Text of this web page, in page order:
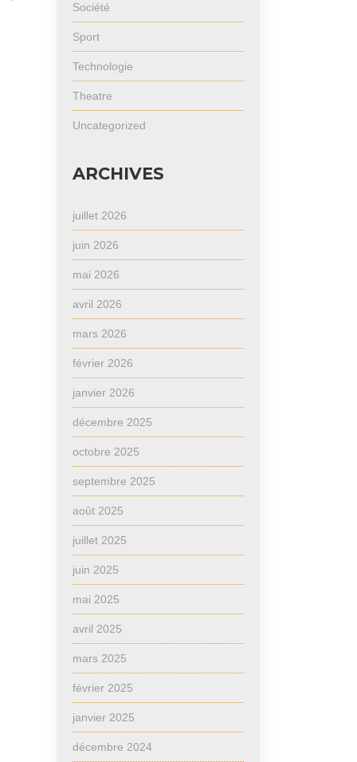
Société
Sport
Technologie
Theatre
Uncategorized
ARCHIVES
juillet 2026
juin 2026
mai 2026
avril 2026
mars 2026
février 2026
janvier 2026
décembre 2025
octobre 2025
septembre 2025
août 2025
juillet 2025
juin 2025
mai 2025
avril 2025
mars 2025
février 2025
janvier 2025
décembre 2024